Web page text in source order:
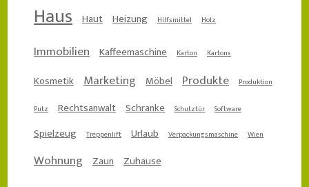
Haus Haut Heizung Hilfsmittel Holz
Immobilien Kaffeemaschine Karton Kartons
Kosmetik Marketing Möbel Produkte Produktion
Putz Rechtsanwalt Schranke Schutztür Software
Spielzeug Treppenlift Urlaub Verpackungsmaschine Wien
Wohnung Zaun Zuhause